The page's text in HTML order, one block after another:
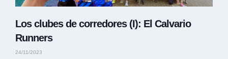
Los clubes de corredores (I): El Calvario
Runners
24/11/2023